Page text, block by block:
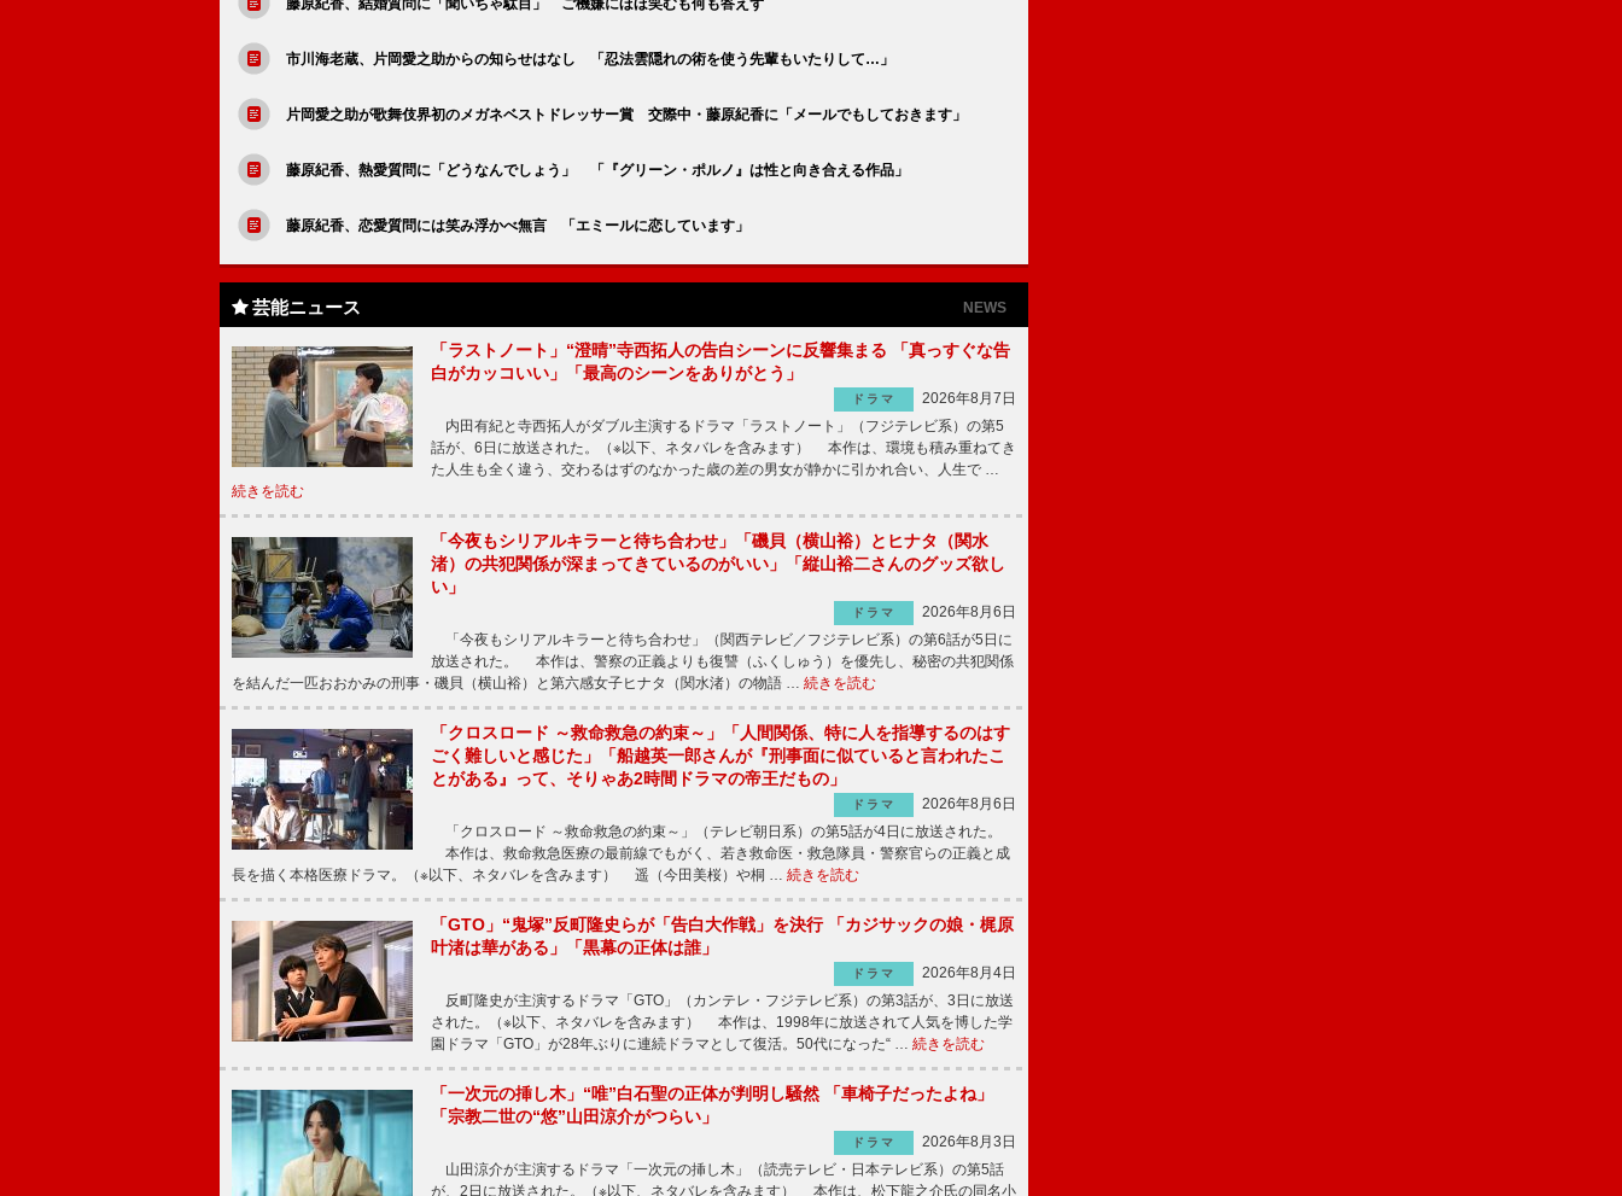
市川海老蔵、片岡愛之助からの知らせはなし 「忍法雲隠れの術を使う先輩もいたりして…」
片岡愛之助が歌舞伎界初のメガネベストドレッサー賞 交際中・藤原紀香に「メールでもしておきます」
藤原紀香、熱愛質問に「どうなんでしょう」 「『グリーン・ポルノ』は性と向き合える作品」
藤原紀香、恋愛質問には笑み浮かべ無言 「エミールに恋しています」
芸能ニュース NEWS
「ラストノート」“澄晴”寺西拓人の告白シーンに反響集まる 「真っすぐな告
白がカッコいい」「最高のシーンをありがとう」
ドラマ
2026年8月7日
内田有紀と寺西拓人がダブル主演するドラマ「ラストノート」（フジテレビ系）の第5
話が、6日に放送された。（※以下、ネタバレを含みます） 本作は、環境も積み重ねてき
た人生も全く違う、交わるはずのなかった歳の差の男女が静かに引かれ合い、人生で …
続きを読む
「今夜もシリアルキラーと待ち合わせ」「磯貝（横山裕）とヒナタ（関水
渚）の共犯関係が深まってきているのがいい」「縦山裕二さんのグッズ欲し
い」
ドラマ
2026年8月6日
「今夜もシリアルキラーと待ち合わせ」（関西テレビ／フジテレビ系）の第6話が5日に
放送された。 本作は、警察の正義よりも復讐（ふくしゅう）を優先し、秘密の共犯関係
を結んだ一匹おおかみの刑事・磯貝（横山裕）と第六感女子ヒナタ（関水渚）の物語 … 続きを読む
「クロスロード ～救命救急の約束～」「人間関係、特に人を指導するのはす
ごく難しいと感じた」「船越英一郎さんが『刑事面に似ていると言われたこ
とがある』って、そりゃあ2時間ドラマの帝王だもの」
ドラマ
2026年8月6日
「クロスロード ～救命救急の約束～」（テレビ朝日系）の第5話が4日に放送された。
本作は、救命救急医療の最前線でもがく、若き救命医・救急隊員・警察官らの正義と成
長を描く本格医療ドラマ。（※以下、ネタバレを含みます） 遥（今田美桜）や桐 … 続きを読む
「GTO」“鬼塚”反町隆史らが「告白大作戦」を決行 「カジサックの娘・梶原
叶渚は華がある」「黒幕の正体は誰」
ドラマ
2026年8月4日
反町隆史が主演するドラマ「GTO」（カンテレ・フジテレビ系）の第3話が、3日に放送
された。（※以下、ネタバレを含みます） 本作は、1998年に放送されて人気を博した学
園ドラマ「GTO」が28年ぶりに連続ドラマとして復活。50代になった“ … 続きを読む
「一次元の挿し木」“唯”白石聖の正体が判明し騒然 「車椅子だったよね」
「宗教二世の“悠”山田涼介がつらい」
ドラマ
2026年8月3日
山田涼介が主演するドラマ「一次元の挿し木」（読売テレビ・日本テレビ系）の第5話
が、2日に放送された。（※以下、ネタバレを含みます） 本作は、松下龍之介氏の同名小